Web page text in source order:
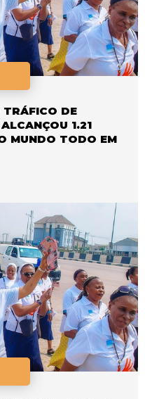
DE
1.21
MUNDO TODO EM